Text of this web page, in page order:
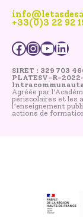
+33(0)3 22 92
SIRET : 329 703
PLATESV-R-
Agréée par
périscolaires et les
l’enseignement
actions de